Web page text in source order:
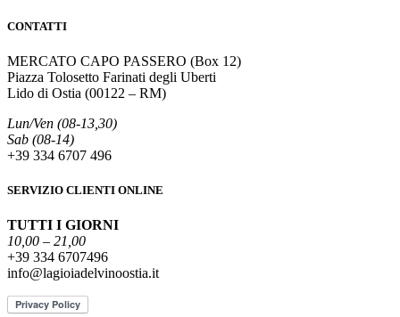
CONTATTI
MERCATO CAPO PASSERO (Box 12)
Piazza Tolosetto Farinati degli Uberti
Lido di Ostia (00122 – RM)
Lun/Ven (08-13,30)
Sab (08-14)
+39 334 6707 496
SERVIZIO CLIENTI ONLINE
TUTTI I GIORNI
10,00 – 21,00
+39 334 6707496
info@lagioiadelvinoostia.it